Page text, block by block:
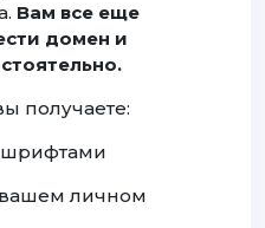
Вам все еще
домен и
получаете:
шрифтами
вашем личном